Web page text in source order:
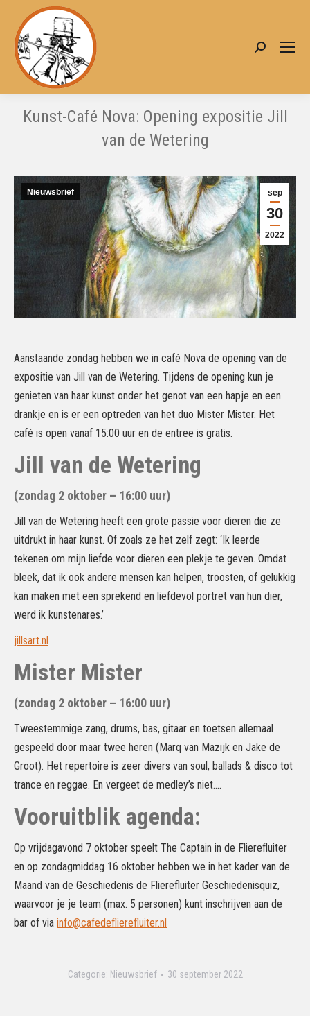
Zoeken:
Kunst-Café Nova: Opening expositie Jill
van de Wetering
sep
30
2022
Nieuwsbrief
Aanstaande zondag hebben we in café Nova de opening van de
expositie van Jill van de Wetering. Tijdens de opening kun je
genieten van haar kunst onder het genot van een hapje en een
drankje en is er een optreden van het duo Mister Mister. Het
café is open vanaf 15:00 uur en de entree is gratis.
Jill van de Wetering
(zondag 2 oktober – 16:00 uur)
Jill van de Wetering heeft een grote passie voor dieren die ze
uitdrukt in haar kunst. Of zoals ze het zelf zegt: ‘Ik leerde
tekenen om mijn liefde voor dieren een plekje te geven. Omdat
bleek, dat ik ook andere mensen kan helpen, troosten, of gelukkig
kan maken met een sprekend en liefdevol portret van hun dier,
werd ik kunstenares.’
jillsart.nl
Mister Mister
(zondag 2 oktober – 16:00 uur)
Tweestemmige zang, drums, bas, gitaar en toetsen allemaal
gespeeld door maar twee heren (Marq van Mazijk en Jake de
Groot). Het repertoire is zeer divers van soul, ballads & disco tot
trance en reggae. En vergeet de medley’s niet….
Vooruitblik agenda:
Op vrijdagavond 7 oktober speelt The Captain in de Flierefluiter
en op zondagmiddag 16 oktober hebben we in het kader van de
Maand van de Geschiedenis de Flierefluiter Geschiedenisquiz,
waarvoor je je team (max. 5 personen) kunt inschrijven aan de
bar of via info@cafedeflierefluiter.nl
Categorie: Nieuwsbrief 30 september 2022